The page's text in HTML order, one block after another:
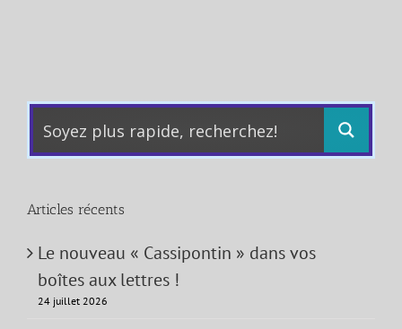
Articles récents
Le nouveau « Cassipontin » dans vos
boîtes aux lettres !
24 juillet 2026